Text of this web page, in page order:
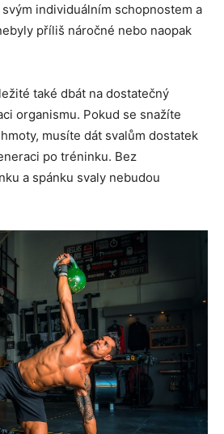
individuálním schopnostem a
příliš náročné nebo naopak
také dbát na dostatečný
organismu. Pokud se snažíte
musíte dát svalům dostatek
po tréninku. Bez
a spánku svaly nebudou